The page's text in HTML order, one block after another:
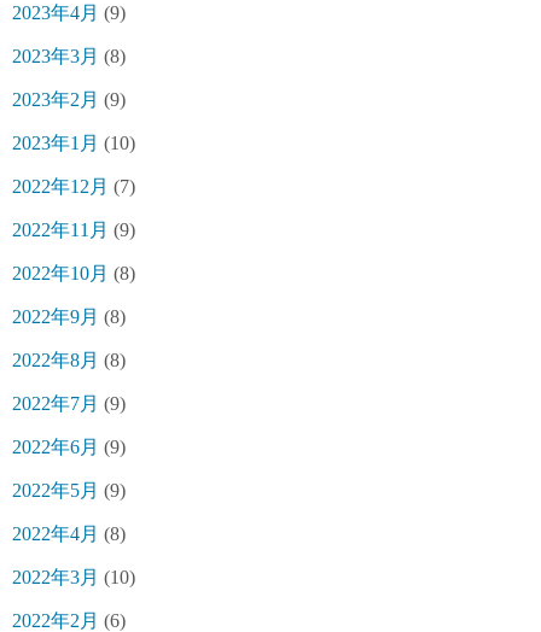
2023年4月 (9)
2023年3月 (8)
2023年2月 (9)
2023年1月 (10)
2022年12月 (7)
2022年11月 (9)
2022年10月 (8)
2022年9月 (8)
2022年8月 (8)
2022年7月 (9)
2022年6月 (9)
2022年5月 (9)
2022年4月 (8)
2022年3月 (10)
2022年2月 (6)